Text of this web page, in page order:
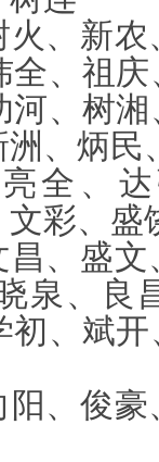
火、新
、祖
、树
、炳民
全、
彩、盛
昌、盛
泉、良
、斌
阳、俊